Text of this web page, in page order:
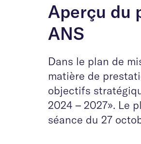
Aperçu du
ANS
Dans le plan de
matière de
objectifs
2024 – 2027». Le
séance du 27